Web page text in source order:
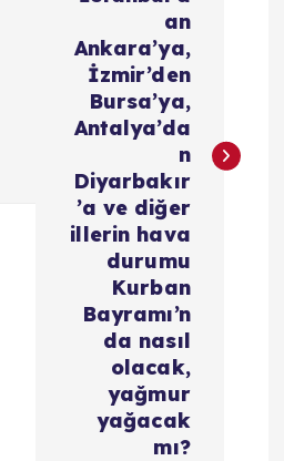
an
Ankara’ya,
İzmir’den
Bursa’ya,
Antalya’da
n
Diyarbakır
’a ve diğer
illerin hava
durumu
Kurban
Bayramı’n
da nasıl
olacak,
yağmur
yağacak
mı?